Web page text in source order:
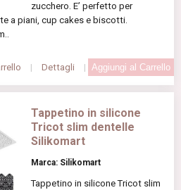
zucchero. E’ perfetto per
a piani, cup cakes e biscotti.
| Dettagli |
Tappetino in silicone
Tricot slim dentelle
Silikomart
Marca: Silikomart
Tappetino in silicone Tricot slim